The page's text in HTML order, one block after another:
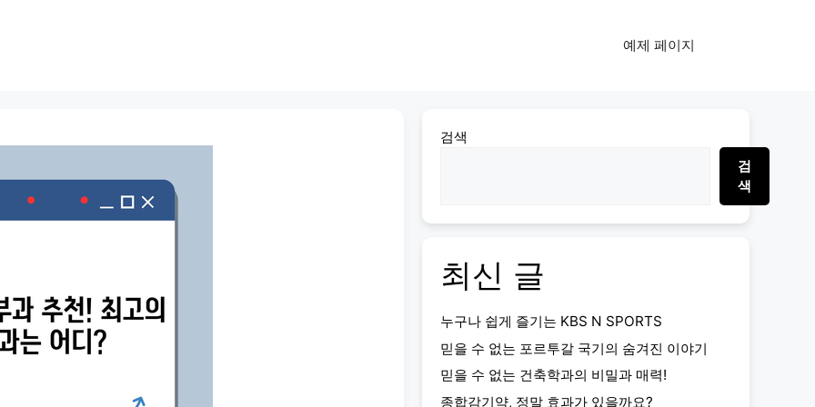
예제 페이지
검색
검
색
최신 글
누구나 쉽게 즐기는 KBS N SPORTS
믿을 수 없는 포르투갈 국기의 숨겨진 이야기
믿을 수 없는 건축학과의 비밀과 매력!
종합감기약, 정말 효과가 있을까요?